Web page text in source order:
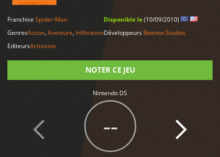
LIRE PLUS
FranchiseSpider-Man
GenresAction, Aventure, Infiltration
EditeursActivision
Disponible le(10/09/2010)
Développeurs Beenox Studios
NOTER CE JEU
Nintendo DS
--